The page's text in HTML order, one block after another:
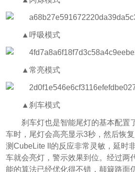
▲呼吸模式
▲常亮模式
▲刹车模式
刹车灯也是智能尾灯的基本配置
车时，尾灯会高亮显示3秒，然后恢
测CubeLite II的反应非常灵敏，延时
车就会亮灯，警示效果到位。经过两
能的算法已经优化得不错，颠簸路面